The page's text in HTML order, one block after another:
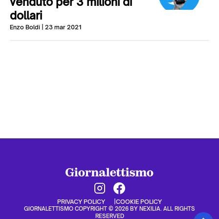
dollari
Enzo Boldi | 23 mar 2021
PRIVACY POLICY COOKIE POLICY
GIORNALETTISMO COPYRIGHT © 2026 BY NEXILIA. ALL RIGHTS
RESERVED